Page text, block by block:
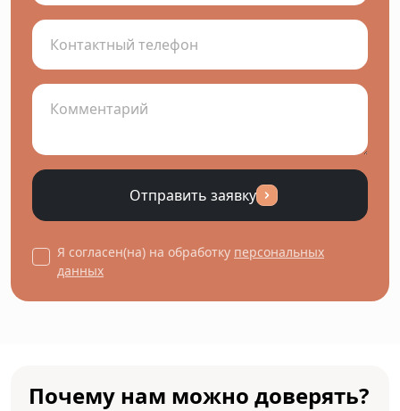
Отправить заявку
Я согласен(на) на обработку персональных
данных
Почему нам можно доверять?